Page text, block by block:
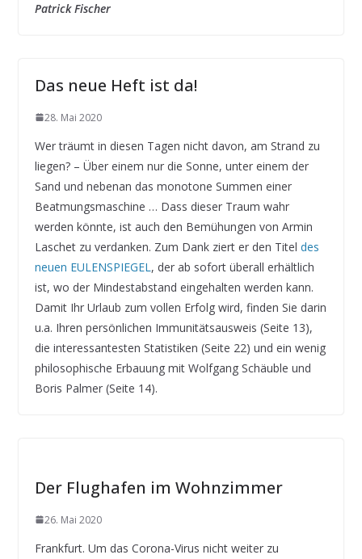
Patrick Fischer
Das neue Heft ist da!
28. Mai 2020
Wer träumt in diesen Tagen nicht davon, am Strand zu
liegen? – Über einem nur die Sonne, unter einem der
Sand und nebenan das monotone Summen einer
Beatmungsmaschine … Dass dieser Traum wahr
werden könnte, ist auch den Bemühungen von Armin
Laschet zu verdanken. Zum Dank ziert er den Titel des
neuen EULENSPIEGEL, der ab sofort überall erhältlich
ist, wo der Mindestabstand eingehalten werden kann.
Damit Ihr Urlaub zum vollen Erfolg wird, finden Sie darin
u.a. Ihren persönlichen Immunitätsausweis (Seite 13),
die interessantesten Statistiken (Seite 22) und ein wenig
philosophische Erbauung mit Wolfgang Schäuble und
Boris Palmer (Seite 14).
Der Flughafen im Wohnzimmer
26. Mai 2020
Frankfurt. Um das Corona-Virus nicht weiter zu